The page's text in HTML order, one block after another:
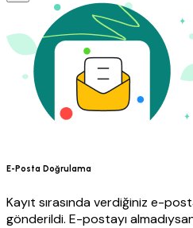
E-Posta Doğrulama
Kayıt sırasında verdiğiniz e-
gönderildi. E-postayı